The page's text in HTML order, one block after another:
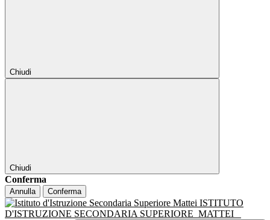
Chiudi
Chiudi
Conferma
Annulla Conferma
ISTITUTO
D'ISTRUZIONE SECONDARIA SUPERIORE MATTEI